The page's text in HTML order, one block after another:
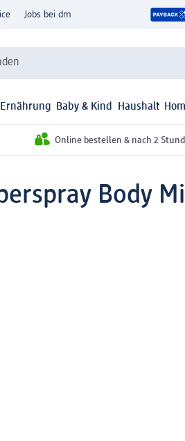
Jobs bei dm
Ernährung Baby & Kind Haushalt
Online bestellen & nach 2
Body